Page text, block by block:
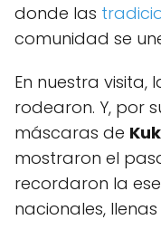
donde las
comunidad se
En nuestra visita,
rodearon. Y, por
máscaras de
mostraron el
recordaron la
nacionales,